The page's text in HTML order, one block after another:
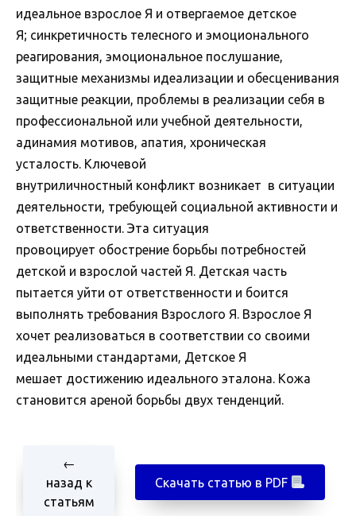
идеальное взрослое Я и отвергаемое детское
Я; синкретичность телесного и эмоционального
реагирования, эмоциональное послушание,
защитные механизмы идеализации и обесценивания
защитные реакции, проблемы в реализации себя в
профессиональной или учебной деятельности,
адинамия мотивов, апатия, хроническая
усталость. Ключевой
внутриличностный конфликт возникает в ситуации
деятельности, требующей социальной активности и
ответственности. Эта ситуация
провоцирует обострение борьбы потребностей
детской и взрослой частей Я. Детская часть
пытается уйти от ответственности и боится
выполнять требования Взрослого Я. Взрослое Я
хочет реализоваться в соответствии со своими
идеальными стандартами, Детское Я
мешает достижению идеального эталона. Кожа
становится ареной борьбы двух тенденций.
←
назад к
статьям
Скачать статью в PDF